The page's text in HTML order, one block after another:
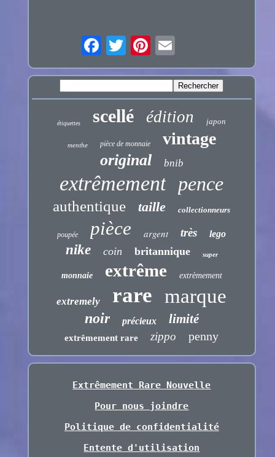
étiquettes scellé édition japon
menthe pièce de monnaie vintage
original bnib
extrêmement pence
authentique taille collectionneurs
poupée pièce argent très lego
nike coin britannique super
monnaie extrême extrèmement
extremely rare marque
noir précieux limité
extrêmement rare zippo penny
Extrêmement Rare Nouvelle
Pour nous joindre
Politique de confidentialité
Entente d'utilisation